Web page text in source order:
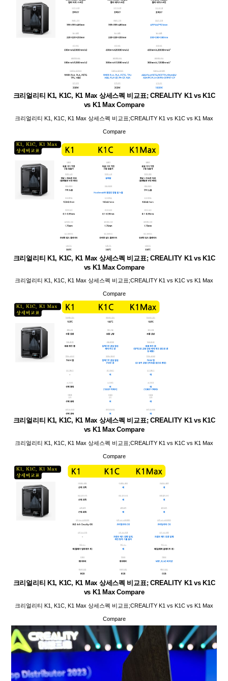
크리얼리티 K1, K1C, K1 Max 상세스펙 비교표; CREALITY K1 vs K1C
vs K1 Max Compare
크리얼리티 K1, K1C, K1 Max 상세스펙 비교표;CREALITY K1 vs K1C vs K1 Max
Compare
크리얼리티 K1, K1C, K1 Max 상세스펙 비교표; CREALITY K1 vs K1C
vs K1 Max Compare
크리얼리티 K1, K1C, K1 Max 상세스펙 비교표;CREALITY K1 vs K1C vs K1 Max
Compare
크리얼리티 K1, K1C, K1 Max 상세스펙 비교표; CREALITY K1 vs K1C
vs K1 Max Compare
크리얼리티 K1, K1C, K1 Max 상세스펙 비교표;CREALITY K1 vs K1C vs K1 Max
Compare
크리얼리티 K1, K1C, K1 Max 상세스펙 비교표; CREALITY K1 vs K1C
vs K1 Max Compare
크리얼리티 K1, K1C, K1 Max 상세스펙 비교표;CREALITY K1 vs K1C vs K1 Max
Compare